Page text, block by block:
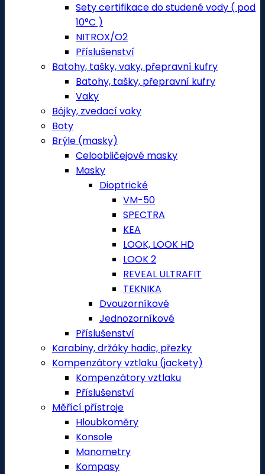
Sety certifikace do studené vody ( pod
10°C )
NITROX/O2
Příslušenství
Batohy, tašky, vaky, přepravní kufry
Batohy, tašky, přepravní kufry
Vaky
Bójky, zvedací vaky
Boty
Brýle (masky)
Celoobličejové masky
Masky
Dioptrické
VM-50
SPECTRA
KEA
LOOK, LOOK HD
LOOK 2
REVEAL ULTRAFIT
TEKNIKA
Dvouzorníkové
Jednozorníkové
Příslušenství
Karabiny, držáky hadic, přezky
Kompenzátory vztlaku (jackety)
Kompenzátory vztlaku
Příslušenství
Měřící přístroje
Hloubkoměry
Konsole
Manometry
Kompasy